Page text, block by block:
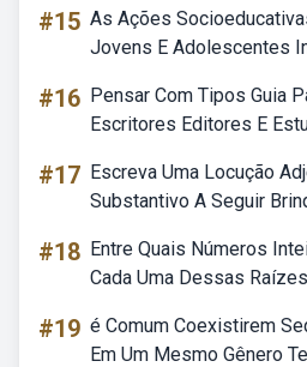
#15 As Ações
Jovens E Adolescentes
#16 Pensar Com Tipos Guia
Escritores Editores E
#17 Escreva Uma Locução
Substantivo A Seguir
#18 Entre Quais Números
Cada Uma Dessas Raízes
#19 é Comum Coexistirem
Em Um Mesmo Gênero